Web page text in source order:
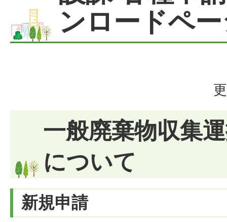
ンロードペ
一般廃棄物収集
について
新規申請